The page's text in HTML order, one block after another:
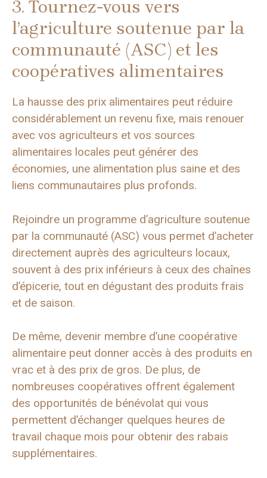
3. Tournez-vous vers
l’agriculture soutenue par la
communauté (ASC) et les
coopératives alimentaires
La hausse des prix alimentaires peut réduire
considérablement un revenu fixe, mais renouer
avec vos agriculteurs et vos sources
alimentaires locales peut générer des
économies, une alimentation plus saine et des
liens communautaires plus profonds.
Rejoindre un programme d’agriculture soutenue
par la communauté (ASC) vous permet d’acheter
directement auprès des agriculteurs locaux,
souvent à des prix inférieurs à ceux des chaînes
d’épicerie, tout en dégustant des produits frais
et de saison.
De même, devenir membre d’une coopérative
alimentaire peut donner accès à des produits en
vrac et à des prix de gros. De plus, de
nombreuses coopératives offrent également
des opportunités de bénévolat qui vous
permettent d’échanger quelques heures de
travail chaque mois pour obtenir des rabais
supplémentaires.